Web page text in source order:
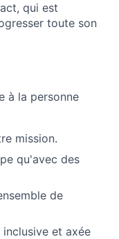
qui est
toute son
à la personne
mission.
qu'avec des
de
et axée